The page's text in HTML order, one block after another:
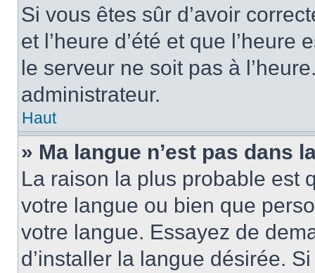
Si vous êtes sûr d’avoir
et l’heure d’été et que
le serveur ne soit pas à
administrateur.
Haut
» Ma langue n’est pas dans
La raison la plus probable est
votre langue ou bien que
votre langue. Essayez de
d’installer la langue désirée.